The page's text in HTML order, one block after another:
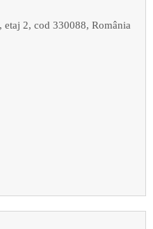
etaj 2, cod 330088, România